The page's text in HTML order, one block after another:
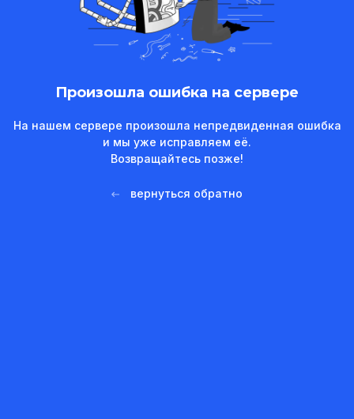
Произошла ошибка на сервере
На нашем сервере произошла непредвиденная ошибка
и мы уже исправляем её.
Возвращайтесь позже!
вернуться обратно